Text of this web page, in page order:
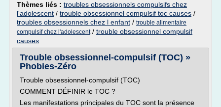
Thèmes liés : troubles obsessionnels compulsifs chez
l'adolescent / trouble obsessionnel compulsif toc causes /
troubles obsessionnels chez l enfant / trouble alimentaire
compulsif chez l'adolescent/ trouble obsessionnel compulsif
causes
Trouble obsessionnel-compulsif (TOC) »
Phobies-Zéro
Trouble obsessionnel-compulsif (TOC)
COMMENT DÉFINIR le TOC ?
Les manifestations principales du TOC sont la présence